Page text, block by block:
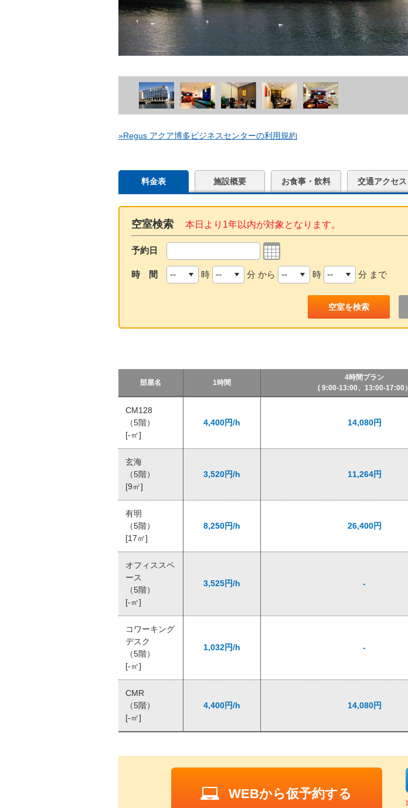
»Regus アクア博多ビジネスセンターの利用規約
料金表 施設概要 お食事・飲料 交通アクセス
空室検索 本日より1年以内が対象となります。
予約日
時 間 時 分 から 時 分 まで
部屋名 1時間
4時間プラン
( 9:00-13:00、13:00-17:00）
CM128
（5階）
[-㎡]
4,400円/h 14,080円
玄海
（5階）
[9㎡]
3,520円/h 11,264円
有明
（5階）
[17㎡]
8,250円/h 26,400円
オフィススペ
ース
（5階）
[-㎡]
3,525円/h -
コワーキング
デスク
（5階）
[-㎡]
1,032円/h -
CMR
（5階）
[-㎡]
4,400円/h 14,080円
WEBから仮予約する